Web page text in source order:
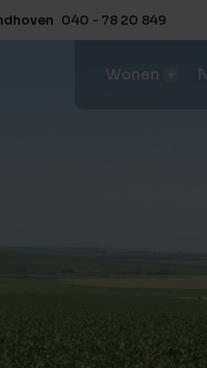
040 - 78 20 849
Wonen
Koop bewust met een
Buitenstate
Landelijk wonen
NVM-
Expertise in
Inzicht en advies